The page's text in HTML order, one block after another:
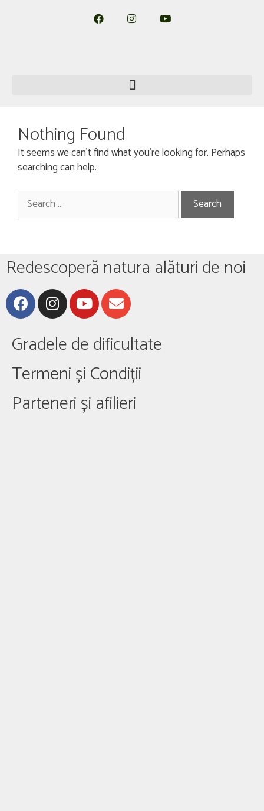
Nothing Found
It seems we can’t find what you’re looking for. Perhaps
searching can help.
Redescoperă natura alături de noi
Gradele de dificultate
Termeni și Condiții
Parteneri și afilieri